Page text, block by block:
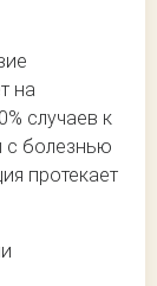
на
случаев к
с болезнью
протекает